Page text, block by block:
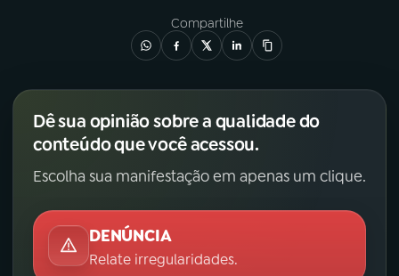
Compartilhe
Dê sua opinião sobre a qualidade do
conteúdo que você acessou.
Escolha sua manifestação em apenas um clique.
DENÚNCIA
Relate irregularidades.